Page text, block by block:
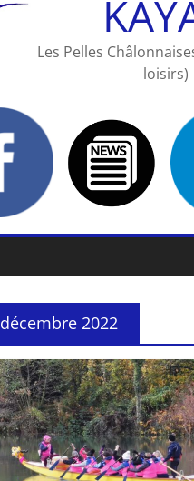
Les Pelles
loisirs)
décembre 2022